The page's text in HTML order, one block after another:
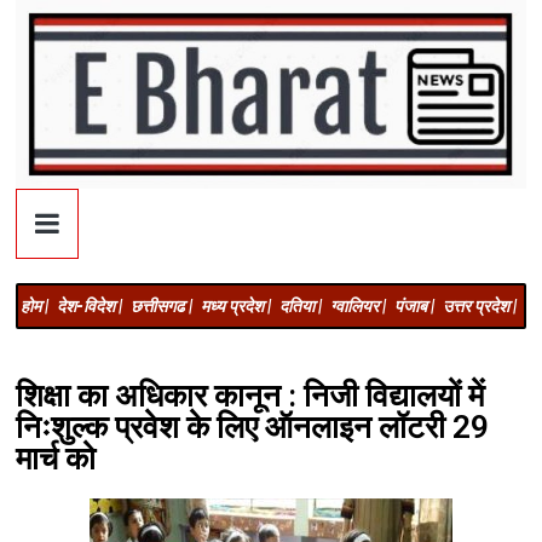
होम | देश-विदेश | छत्तीसगढ | मध्य प्रदेश | दतिया | ग्वालियर | पंजाब | उत्तर प्रदेश |
शिक्षा का अधिकार कानून : निजी विद्यालयों में
निःशुल्क प्रवेश के लिए ऑनलाइन लॉटरी 29
मार्च को